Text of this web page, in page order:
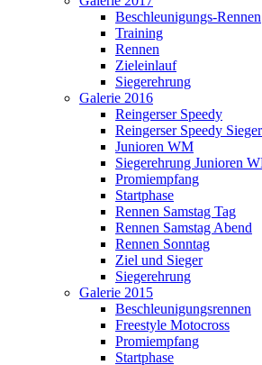
Beschleunigungs-Rennen
Training
Rennen
Zieleinlauf
Siegerehrung
Galerie 2016
Reingerser Speedy
Reingerser Speedy
Junioren WM
Siegerehrung Junioren
Promiempfang
Startphase
Rennen Samstag Tag
Rennen Samstag Abend
Rennen Sonntag
Ziel und Sieger
Siegerehrung
Galerie 2015
Beschleunigungsrennen
Freestyle Motocross
Promiempfang
Startphase